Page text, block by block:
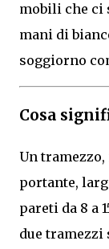
mobili che ci
mani di
soggiorno
Cosa
Un
portante,
pareti da 8 a
due tramezzi